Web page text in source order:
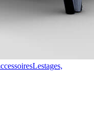
Lestages,